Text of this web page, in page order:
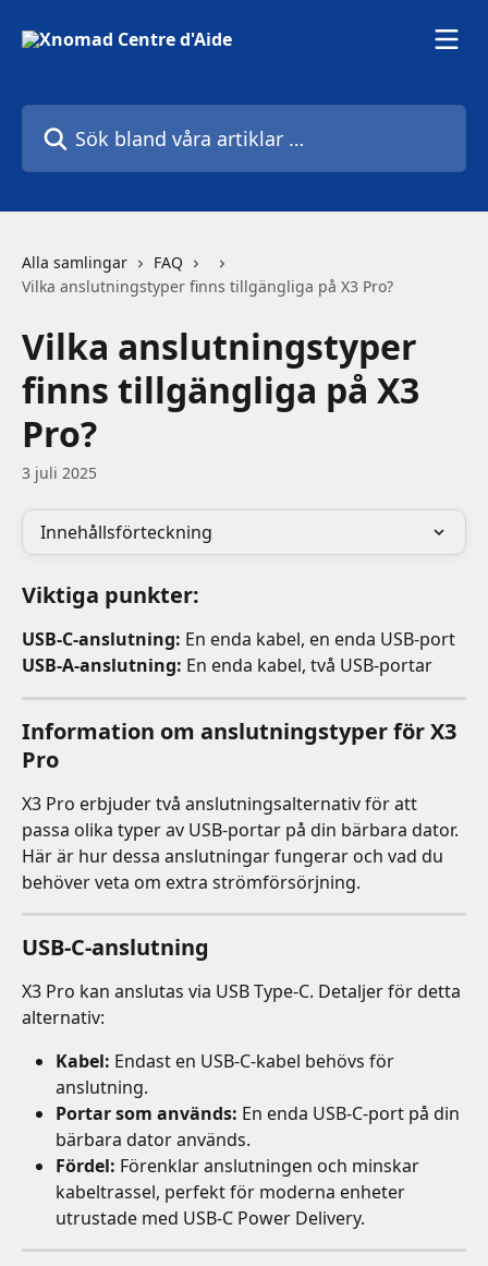
Sök bland våra artiklar …
Alla samlingar
FAQ
Vilka anslutningstyper finns tillgängliga på X3 Pro?
Vilka anslutningstyper
finns tillgängliga på X3
Pro?
3 juli 2025
Innehållsförteckning
Viktiga punkter:
USB-C-anslutning: En enda kabel, en enda USB-port
USB-A-anslutning: En enda kabel, två USB-portar
Information om anslutningstyper för X3
Pro
X3 Pro erbjuder två anslutningsalternativ för att
passa olika typer av USB-portar på din bärbara dator.
Här är hur dessa anslutningar fungerar och vad du
behöver veta om extra strömförsörjning.
USB-C-anslutning
X3 Pro kan anslutas via USB Type-C. Detaljer för detta
alternativ:
Kabel: Endast en USB-C-kabel behövs för
anslutning.
Portar som används: En enda USB-C-port på din
bärbara dator används.
Fördel: Förenklar anslutningen och minskar
kabeltrassel, perfekt för moderna enheter
utrustade med USB-C Power Delivery.